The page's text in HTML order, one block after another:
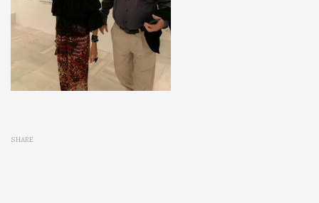
SHARE